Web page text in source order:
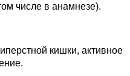
числе в анамнезе).
кишки, активное